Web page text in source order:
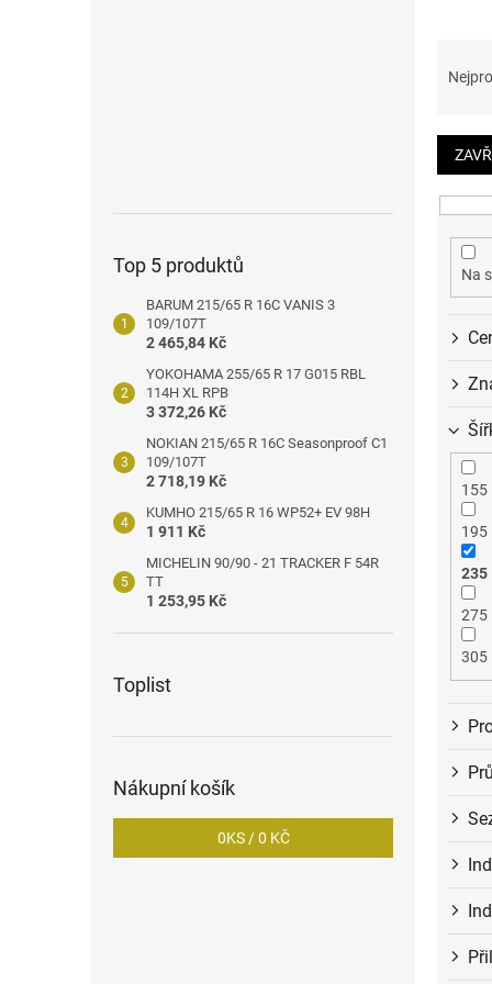
Top 5 produktů
BARUM 215/65 R 16C VANIS 3
109/107T
2 465,84 Kč
YOKOHAMA 255/65 R 17 G015 RBL
114H XL RPB
3 372,26 Kč
NOKIAN 215/65 R 16C Seasonproof C1
109/107T
2 718,19 Kč
KUMHO 215/65 R 16 WP52+ EV 98H
1 911 Kč
MICHELIN 90/90 - 21 TRACKER F 54R
TT
1 253,95 Kč
Toplist
Nákupní košík
0KS /0 KČ
í
p
r
Na
155
195
235
275
305